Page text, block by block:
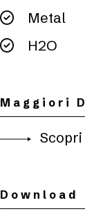
Metal
H2O
Maggiori
Download